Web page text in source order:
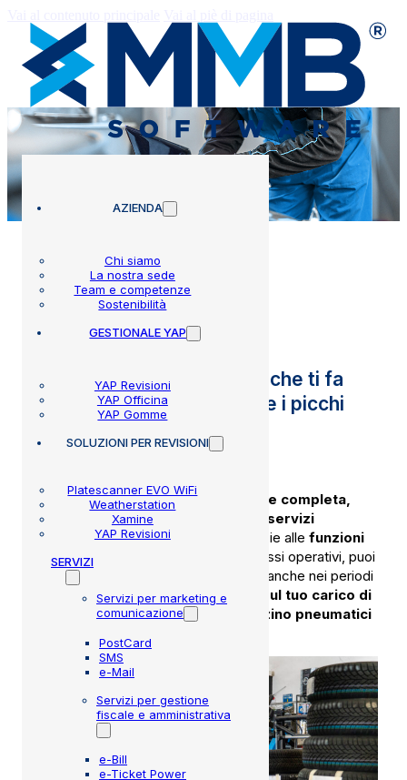
AZIENDA
Chi siamo
La nostra sede
Team e competenze
Sostenibilità
GESTIONALE YAP
YAP Revisioni
YAP Officina
YAP Gomme
SOLUZIONIPER REVISIONI
Platescanner EVO WiFi
Weatherstation
Xamine
YAP Revisioni
SERVIZI
Servizi per marketing e
comunicazione
PostCard
SMS
e-Mail
Servizi per gestione
fiscale e amministrativa
e-Bill
e-Ticket Power
YAP Gomme
Il gestionale per gommisti che ti fa
gestire senza stress anche i picchi
Questo modulo permette una
gestione completa,
semplice e digitalizzata dei centri servizi
specializzati negli pneumatici
. Grazie alle funzioni
specifiche
per la gestione dei tuoi flussi operativi, puoi
organizzare il lavoro sempre al meglio anche nei periodi
più intensi, avendo il pienocontrollo sul tuo carico di
lavoro giornalieroe sul
tuo magazzino pneumatici